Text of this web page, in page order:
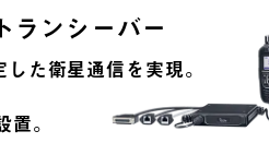
ランシーバー
た衛星通信を実現。
。